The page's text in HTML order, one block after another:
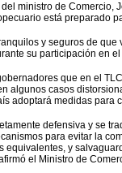
ministro de Comercio,
está preparado
y seguros de
su participación en
que en el
algunos casos
adoptará medidas para
defensiva y se
para evitar la
equivalentes, y
el Ministro de